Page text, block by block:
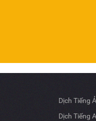
Dịch Tiếng
Dịch Tiếng